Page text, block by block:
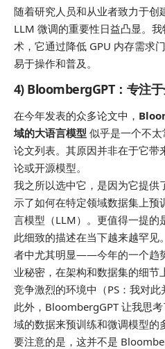
随着研究人员和从业者致力于创
LLM 微调的重要性日益凸显。
术，它通过降低 GPU 内存需求
易于操作和普及。
4) BloombergGPT：专注
在今年发表的众多论文中，
域的大语言模型 似乎是一个不
论文列表。其原因并非在于它带
论或开源模型。
我之所以选中它，是因为它提供
示了如何在特定领域数据集上
言模型（LLM）。更值得一提的
此细致的描述在当下越来越罕
者中尤其明显——今年的一个趋
业秘密，在架构和数据集的细节
竞争激烈的环境中（PS：我对此
此外，BloombergGPT 让我思
域的数据来预训练和微调模型的
要注意的是，这并不是